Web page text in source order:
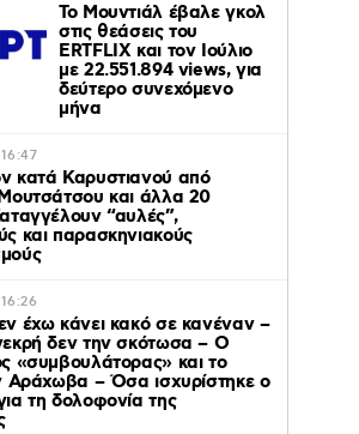
Το Μουντιάλ έβαλε γκολ
στις θεάσεις του
ERTFLIX και τον Ιούλιο
με 22.551.894 views, για
δεύτερο συνεχόμενο
μήνα
κατά Καρυστιανού από
και άλλα 20
“αυλές”,
και παρασκηνιακούς
έχω κάνει κακό σε κανέναν –
δεν την σκότωσα – Ο
«συμβουλάτορας» και το
Αράχωβα – Όσα ισχυρίστηκε ο
τη δολοφονία της